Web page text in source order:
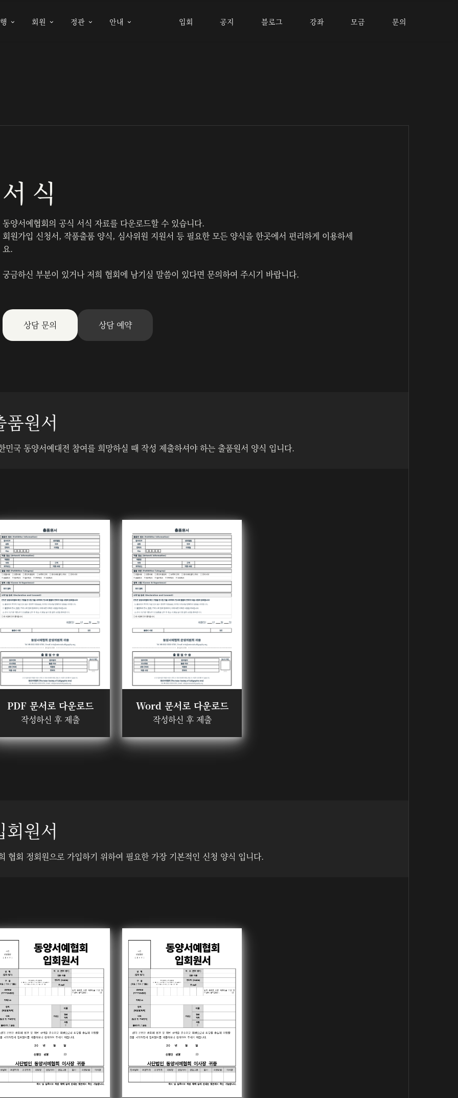
 회원  정관  안내  입회 공지 블로그 강좌 모금 문의
서 식
동양서예협회의 공식 서식 자료를 다운로드할 수 있습니다.
회원가입 신청서, 작품출품 양식, 심사위원 지원서 등 필요한 모든 양식을 한곳에서 편리하게 이용하세
요.
궁금하신 부분이 있거나 저희 협회에 남기실 말씀이 있다면 문의하여 주시기 바랍니다.
상담 문의 상담 예약
품원서
민국 동양서예대전 참여를 희망하실 때 작성 제출하셔야 하는 출품원서 양식 입니다.
PDF 문서로 다운로드
작성하신 후 제출
Word 문서로 다운로드
작성하신 후 제출
회원서
협회 정회원으로 가입하기 위하여 필요한 가장 기본적인 신청 양식 입니다.